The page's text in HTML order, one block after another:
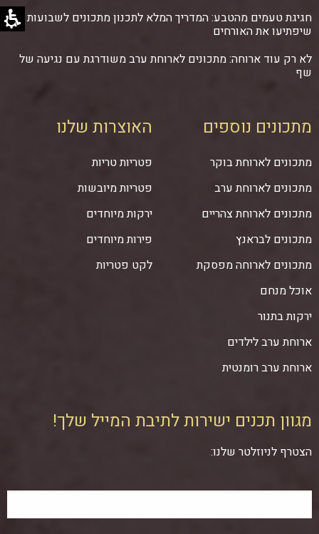
חגיגת טעמים מהטבע: המדריך המלא לתכנון מתכונים לשבועות
שיפתיעו את האורחים
לא רק עוד ארוחה: מתכונים לארוחת ערב משודרגת עם נגיעה של
שף
מתכונים נוספים
מתכונים לארוחת בוקר
מתכונים לארוחת ערב
מתכונים לארוחת צהריים
מתכונים לבראנץ
מתכונים לארוחה מפסקת
אוכל מנחם
ירקות בתנור
ארוחת ערב לילדים
ארוחת ערב רומנטית
האוצרות שלנו
פטריות טריות
פטריות מיובשות
ירקות מיוחדים
פירות מיוחדים
לקט פטריות
מגוון תכנים ישירות לתיבת המייל שלך!
הצטרף לניוזלטר שלנו: